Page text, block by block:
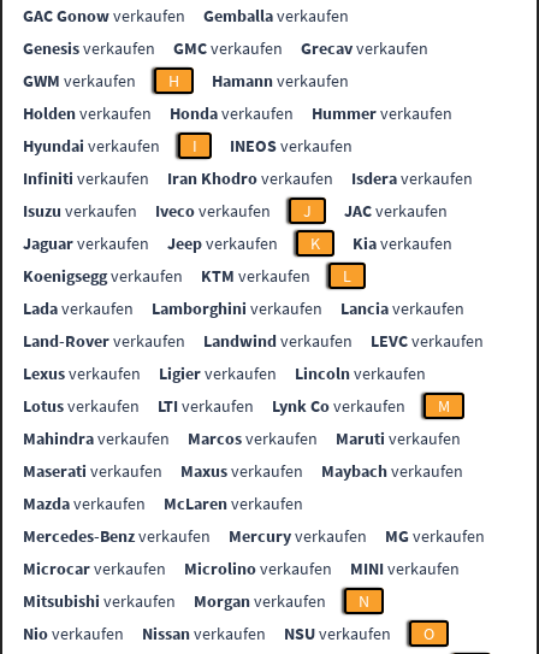
GAC Gonowverkaufen Gemballaverkaufen
Genesisverkaufen GMCverkaufen Grecavverkaufen
GWM verkaufen H Hamannverkaufen
Holdenverkaufen Hondaverkaufen Hummerverkaufen
Hyundai verkaufen I INEOSverkaufen
Infiniti verkaufen Iran Khodroverkaufen Isderaverkaufen
Isuzu verkaufen Ivecoverkaufen J JACverkaufen
Jaguarverkaufen Jeepverkaufen K Kiaverkaufen
Koenigseggverkaufen KTM verkaufen
L
Ladaverkaufen Lamborghini verkaufen Lanciaverkaufen
Land-Roververkaufen Landwindverkaufen LEVCverkaufen
Lexusverkaufen Ligierverkaufen Lincolnverkaufen
Lotusverkaufen LTIverkaufen Lynk Coverkaufen
M
Mahindraverkaufen Marcosverkaufen Maruti verkaufen
Maserati verkaufen Maxusverkaufen Maybachverkaufen
Mazdaverkaufen McLarenverkaufen
Mercedes-Benzverkaufen Mercuryverkaufen MGverkaufen
Microcarverkaufen Microlinoverkaufen MINIverkaufen
Mitsubishi verkaufen Morganverkaufen
N
Nioverkaufen Nissanverkaufen NSUverkaufen
O